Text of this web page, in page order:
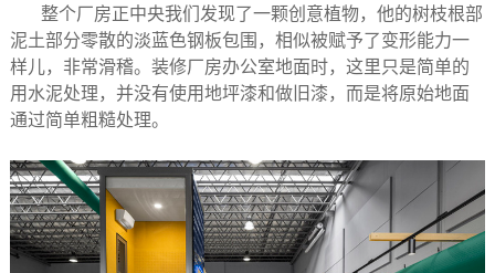
整个厂房正中央我们发现了一颗创意植物，他的树枝根部
泥土部分零散的淡蓝色钢板包围，相似被赋予了变形能力一
样儿，非常滑稽。装修厂房办公室地面时，这里只是简单的
用水泥处理，并没有使用地坪漆和做旧漆，而是将原始地面
通过简单粗糙处理。